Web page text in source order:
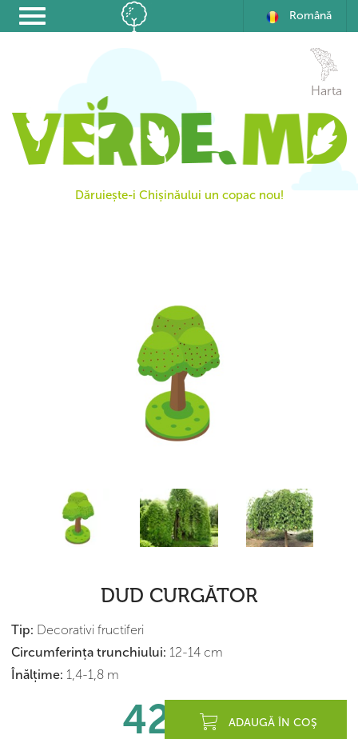
Română
Dăruiește-i Chișinăului un copac nou!
Harta
DUD CURGĂTOR
Tip: Decorativi fructiferi
Сircumferința trunchiului: 12-14 cm
Înălțime: 1,4-1,8 m
420leiADAUGĂ ÎN COŞ